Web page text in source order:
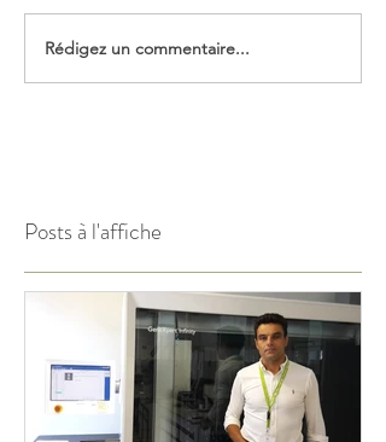
Rédigez un commentaire...
Posts à l'affiche